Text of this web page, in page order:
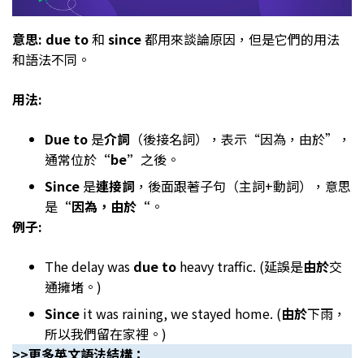
意思: due to和 since都用來談論原因，但是它們的用法
和語法不同。
用法:
Due to 是介詞 （後接名詞），表示“因為，由於”，
通常位於 “be” 之後。
Since 是連接詞 ，後面跟著子句（主詞+動詞），意思
是 “因為，由於“ 。
例子:
The delay was due to heavy traffic. (延誤是由於交
通擁堵。)
Since it was raining, we stayed home. (由於下雨，
所以我們留在家裡。)
>>更多英文語法結構：